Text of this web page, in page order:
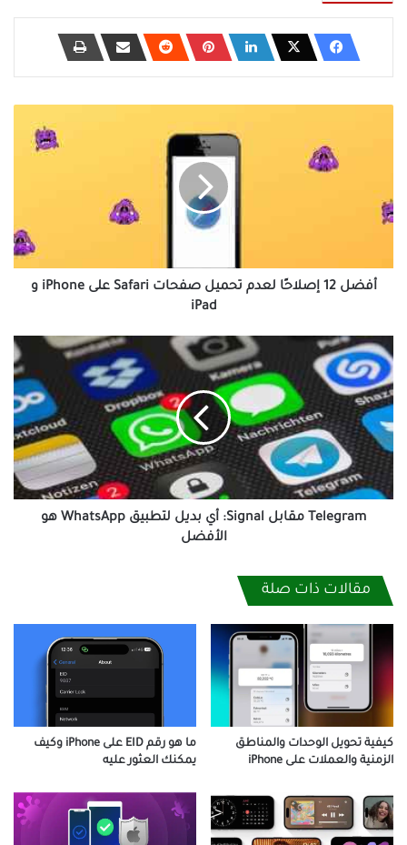
تحميل
صفحات
Safari
iPhone
أفضل 12 إصلاحًا لعدم تحميل صفحات Safari على iPhone و
iPad
Telegram
مقابل
Signal:
أي
بديل
لتطبيق
WhatsApp
هو
الأفضل
Telegram مقابل Signal: أي بديل لتطبيق WhatsApp هو
الأفضل
مقالات ذات صلة
كيفية تحويل الوحدات والمناطق
الزمنية والعملات على iPhone
ما هو رقم EID على iPhone وكيف
يمكنك العثور عليه